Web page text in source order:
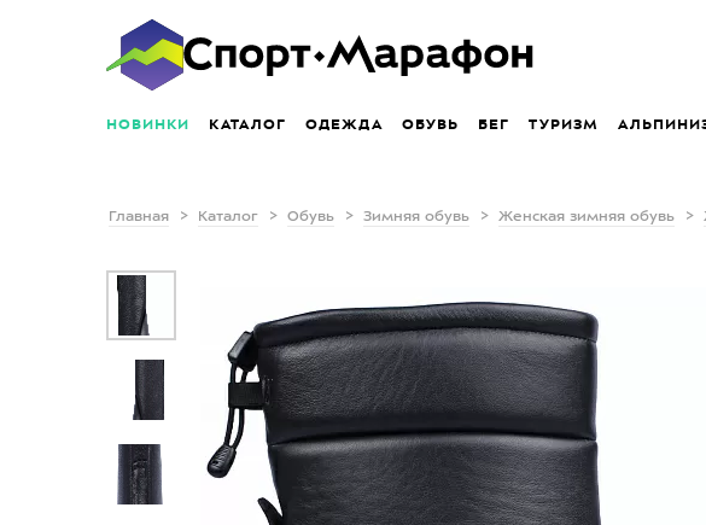
НОВИНКИ КАТАЛОГ ОДЕЖДА ОБУВЬ БЕГ ТУРИЗМ
Главная Каталог Обувь Зимняя обувь Женская зимняя обувь